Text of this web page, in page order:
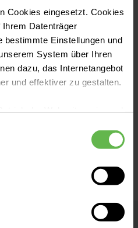
Cookies eingesetzt. Cookies
Datenträger
bestimmte Einstellungen und
System über Ihren
dazu, das Internetangebot
und effektiver zu gestalten.
mit nur den notwendigen
Auswahl
Cookies akzeptieren“ in die
Linus Krieger die
U17-Mannschaft.
04 Leverkusen